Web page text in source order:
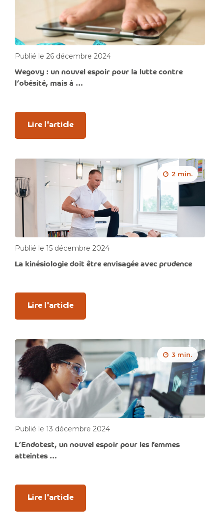
Publié le 26 décembre 2024
Wegovy : un nouvel espoir pour la lutte contre
l’obésité, mais à ...
Lire l'article
2 min.
Publié le 15 décembre 2024
La kinésiologie doit être envisagée avec prudence
Lire l'article
3 min.
Publié le 13 décembre 2024
L’Endotest, un nouvel espoir pour les femmes
atteintes ...
Lire l'article